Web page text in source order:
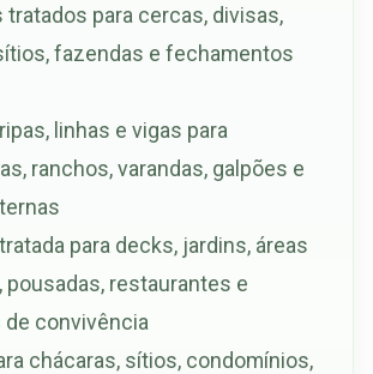
tratados para cercas, divisas,
fazendas e fechamentos
linhas e vigas para
ranchos, varandas, galpões e
para decks, jardins, áreas
pousadas, restaurantes e
convivência
chácaras, sítios, condomínios,